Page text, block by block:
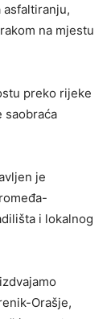
asfaltiranju,
na mjestu
preko rijeke
saobraća
je
i lokalnog
Orašje,